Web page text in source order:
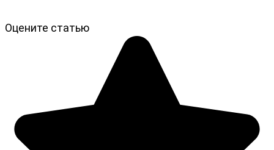
Оцените статью